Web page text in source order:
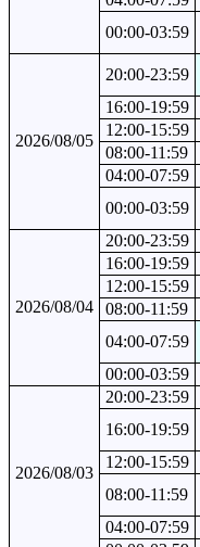
00:00-03:59
2026/08/05
20:00-23:59
16:00-19:59
12:00-15:59
08:00-11:59
04:00-07:59
00:00-03:59
2026/08/04
20:00-23:59
16:00-19:59
12:00-15:59
08:00-11:59
04:00-07:59
00:00-03:59
2026/08/03
20:00-23:59
16:00-19:59
12:00-15:59
08:00-11:59
04:00-07:59